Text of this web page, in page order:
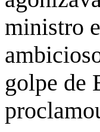
ministro
golpe de